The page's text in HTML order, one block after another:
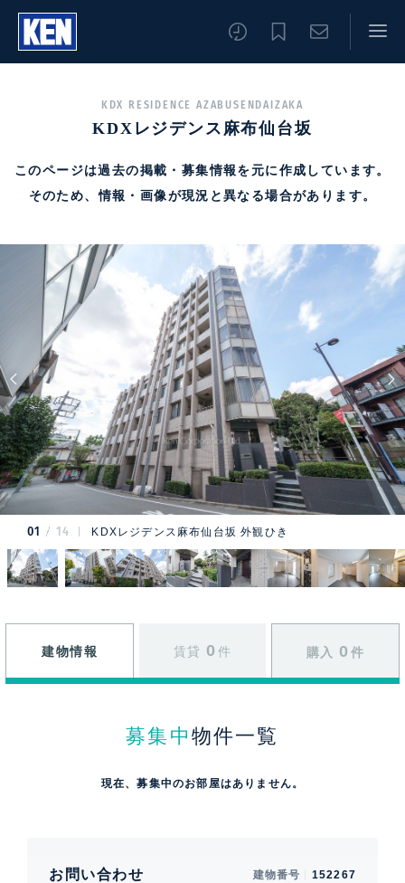
KDX RESIDENCE AZABUSENDAIZAKA
KDXレジデンス麻布仙台坂
このページは過去の掲載・募集情報を元に作成しています。
そのため、情報・画像が現況と異なる場合があります。
01 14 KDXレジデンス麻布仙台坂 外観ひき
建物情報 賃貸 0 件 購入 0 件
募集中 物件一覧
現在、募集中のお部屋はありません。
お問い合わせ 建物番号 152267